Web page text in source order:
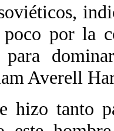
por la
para
Averell
hizo tanto